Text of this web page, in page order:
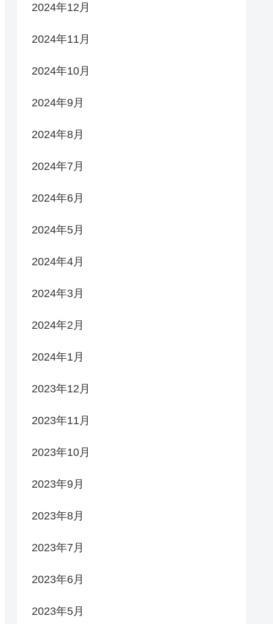
2024年12月
2024年11月
2024年10月
2024年9月
2024年8月
2024年7月
2024年6月
2024年5月
2024年4月
2024年3月
2024年2月
2024年1月
2023年12月
2023年11月
2023年10月
2023年9月
2023年8月
2023年7月
2023年6月
2023年5月